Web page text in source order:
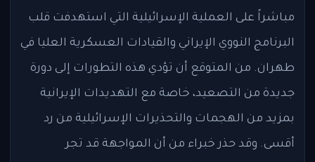
مباشراً على العملية الإسرائيلية التي استهدفت قلب
البرنامج النووي الإيراني والقيادات العسكرية العليا في
طهران. من المتوقع أن تؤدي هذه التطورات إلى دورة
جديدة من التصعيد، خاصة مع التهديدات الإيرانية
بمزيد من الهجمات والتحذيرات الإسرائيلية من رد
أقسى. وقد حذر خبراء من أن المواجهة قد تجر